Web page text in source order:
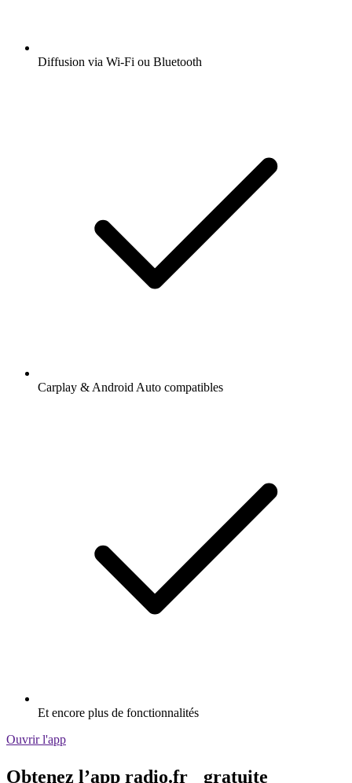
Diffusion via Wi-Fi ou Bluetooth
Carplay & Android Auto compatibles
Et encore plus de fonctionnalités
Ouvrir l'app
Obtenez l’app radio.fr gratuite